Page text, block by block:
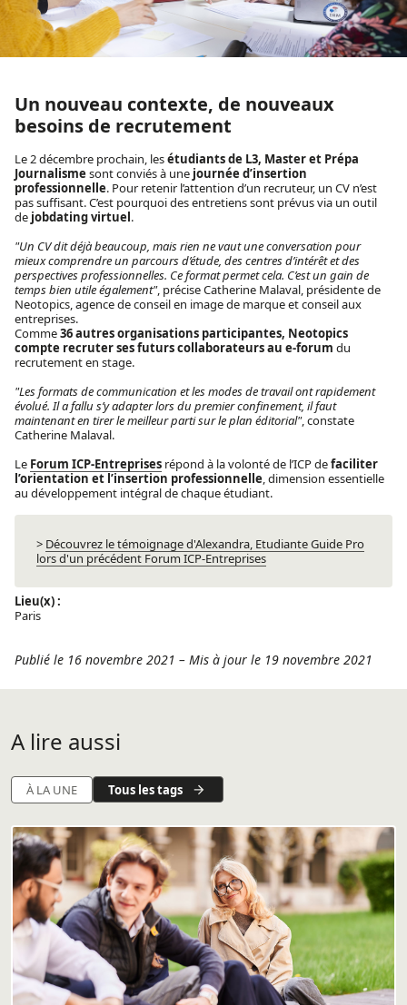
Un nouveau contexte, de nouveaux
besoins de recrutement
Le 2 décembre prochain, lesétudiants de L3, Master et Prépa
Journalisme sont conviés à une journée d’insertion
professionnelle. Pour retenir l’attention d’un recruteur, un CV n’est
pas suffisant. C’est pourquoi des entretiens sont prévus via un outil
de jobdating virtuel .
"Un CV dit déjà beaucoup, mais rien ne vaut une conversation pour
mieux comprendre un parcours d’étude, des centres d’intérêt et des
perspectives professionnelles. Ce format permet cela. C’est un gain de
temps bien utile également", précise Catherine Malaval, présidente de
Neotopics, agence de conseil en image de marque et conseil aux
entreprises.
Comme36 autres organisations participantes, Neotopics
compte recruter ses futurs collaborateurs au e-forum du
recrutement en stage.
"Les formats de communication et les modes de travail ont rapidement
évolué. Il a fallu s’y adapter lors du premier confinement, il faut
maintenant en tirer le meilleur parti sur le plan éditorial", constate
Catherine Malaval.
Le Forum ICP-Entreprises répond à la volonté de l’ICP defaciliter
l’orientation et l’insertion professionnelle, dimension essentielle
au développement intégral de chaque étudiant.
> Découvrez le témoignage d'Alexandra, Etudiante Guide Pro
lors d'un précédent Forum ICP-Entreprises
Lieu(x) :
Paris
Publié le 16 novembre 2021 – Mis à jour le 19 novembre 2021
A lire aussi
À LA UNE Tous les tags